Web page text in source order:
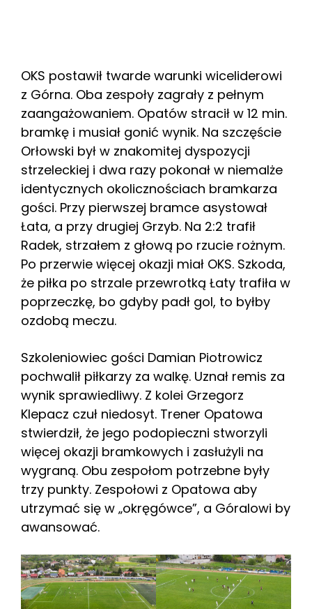
OKS postawił twarde warunki wiceliderowi
z Górna. Oba zespoły zagrały z pełnym
zaangażowaniem. Opatów stracił w 12 min.
bramkę i musiał gonić wynik. Na szczęście
Orłowski był w znakomitej dyspozycji
strzeleckiej i dwa razy pokonał w niemalże
identycznych okolicznościach bramkarza
gości. Przy pierwszej bramce asystował
Łata, a przy drugiej Grzyb. Na 2:2 trafił
Radek, strzałem z głową po rzucie rożnym.
Po przerwie więcej okazji miał OKS. Szkoda,
że piłka po strzale przewrotką Łaty trafiła w
poprzeczkę, bo gdyby padł gol, to byłby
ozdobą meczu.
Szkoleniowiec gości Damian Piotrowicz
pochwalił piłkarzy za walkę. Uznał remis za
wynik sprawiedliwy. Z kolei Grzegorz
Klepacz czuł niedosyt. Trener Opatowa
stwierdził, że jego podopieczni stworzyli
więcej okazji bramkowych i zasłużyli na
wygraną. Obu zespołom potrzebne były
trzy punkty. Zespołowi z Opatowa aby
utrzymać się w „okręgówce”, a Góralowi by
awansować.